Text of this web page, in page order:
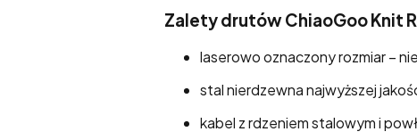
Zalety drutów ChiaoGoo Knit
laserowo oznaczony rozmiar –
stal nierdzewna najwyższej
kabel z rdzeniem stalowym i